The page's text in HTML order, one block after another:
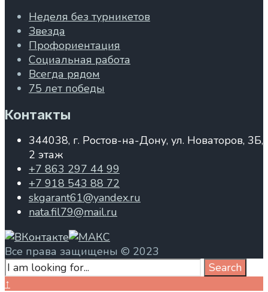
Неделя без турникетов
Звезда
Профориентация
Социальная работа
Всегда рядом
75 лет победы
Контакты
344038, г. Ростов-на-Дону, ул. Новаторов, 3Б,
2 этаж
+7 863 297 44 99
+7 918 543 88 72
skgarant61@yandex.ru
nata.fil79@mail.ru
Все права защищены © 2023
Search
for:
Search
Close
↑